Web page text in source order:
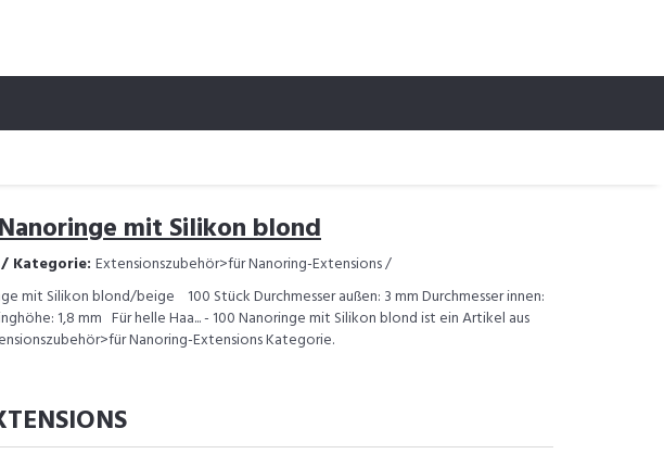
mit Silikon blond
Kategorie: Extensionszubehör>für Nanoring-Extensions /
mit Silikon blond/beige 100 Stück Durchmesser außen: 3 mm Durchmesser innen:
1,8 mm Für helle Haa... - 100 Nanoringe mit Silikon blond ist ein Artikel aus
Nanoring-Extensions Kategorie.